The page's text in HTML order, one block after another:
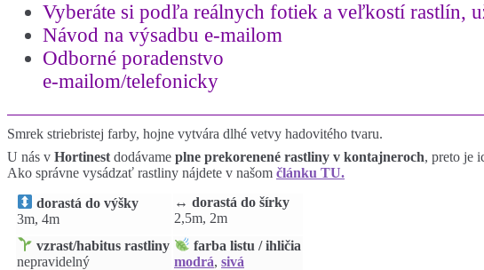
Vyberáte si podľa reálnych fotiek a veľkostí rastlín,
Návod na výsadbu e-mailom
Odborné poradenstvo
e-mailom/telefonicky
Smrek striebristej farby, hojne vytvára dlhé vetvy hadovitého tvaru.
U nás v Hortinestdodávame plne prekorenené rastliny v kontajneroch, preto je
Ako správne vysádzať rastliny nájdete v našom článku TU.
dorastá do výšky
3m, 4m
↔️ dorastá do šírky
2,5m, 2m
vzrast/habitus rastliny
nepravidelný
farba listu / ihličia
modrá, sivá